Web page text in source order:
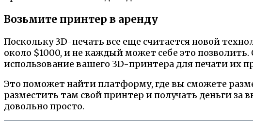
Возьмите принтер в аренду
Поскольку 3D-печать все еще считается новой
около $1000, и не каждый может себе это
использование вашего 3D-принтера для печати их
Это поможет найти платформу, где вы сможете
разместить там свой принтер и получать деньги за
довольно просто.